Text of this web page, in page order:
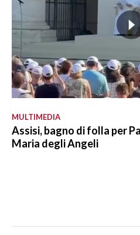
MULTIMEDIA
Assisi, bagno di folla per
Maria degli Angeli